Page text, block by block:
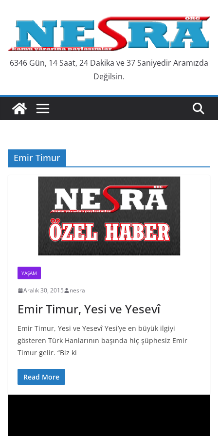
content
6346 Gün, 14 Saat, 24 Dakika ve 38 Saniyedir Aramızda
Değilsin.
Emir Timur
YAŞAM
Aralık 30, 2015 nesra
Emir Timur, Yesi ve Yesevî
Emir Timur, Yesi ve Yesevî Yesi’ye en büyük ilgiyi
gösteren Türk Hanlarının başında hiç şüphesiz Emir
Timur gelir. “Biz ki
Read More